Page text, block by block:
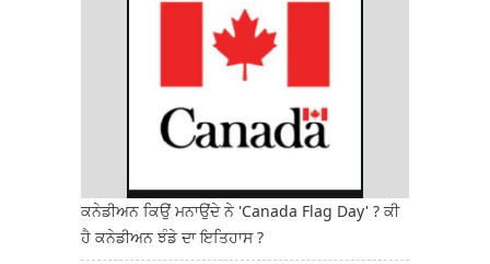
ਕਨੇਡੀਅਨ ਕਿਉਂ ਮਨਾਉਂਦੇ ਨੇ 'Canada Flag Day' ? ਕੀ
ਹੈ ਕਨੇਡੀਅਨ ਝੰਡੇ ਦਾ ਇਤਿਹਾਸ ?